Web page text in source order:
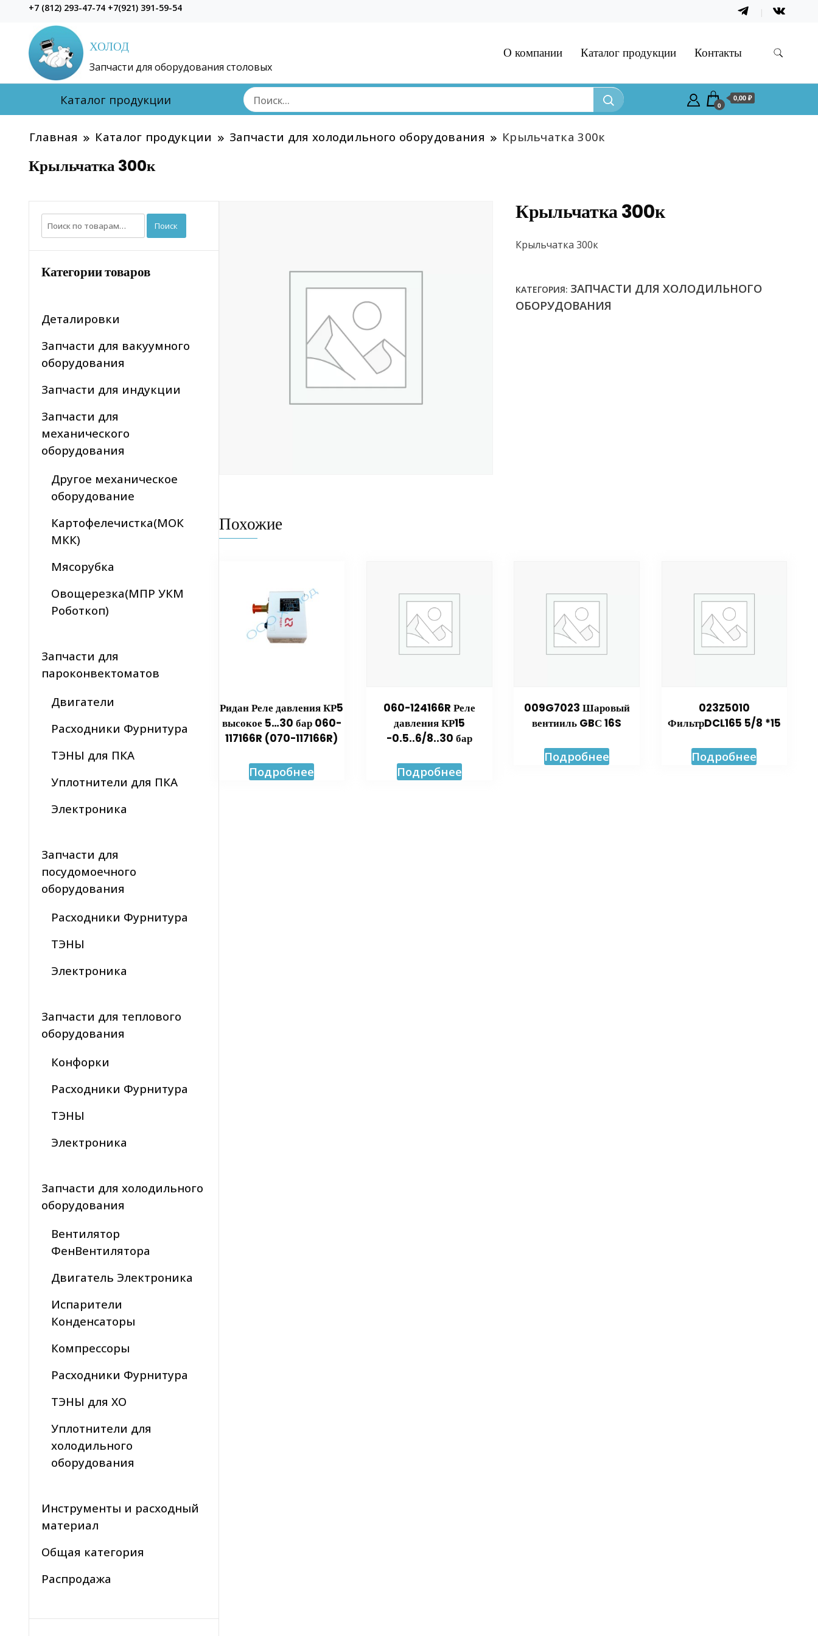
+7 (812) 293-47-74 +7(921) 391-59-54
ХОЛОД
Запчасти для оборудования столовых
О компании Каталог продукции Контакты
Каталог продукции 0
0,00 ₽
Главная Каталог продукции Запчасти для холодильного оборудования Крыльчатка 300к
Крыльчатка 300к
Крыльчатка 300к
Крыльчатка 300к
КАТЕГОРИЯ: ЗАПЧАСТИ ДЛЯ ХОЛОДИЛЬНОГО
ОБОРУДОВАНИЯ
Похожие
Ридан Реле давления КР5
высокое 5…30 бар 060-
117166R (070-117166R)
Подробнее
060-124166R Реле
давления КР15
-0.5..6/8..30 бар
Подробнее
009G7023 Шаровый
вентииль GBС 16S
Подробнее
023Z5010
ФильтрDCL165 5/8 *15
Подробнее
Искать: Поиск
Категории товаров
Деталировки
Запчасти для вакуумного
оборудования
Запчасти для индукции
Запчасти для
механического
оборудования
Другое механическое
оборудование
Картофелечистка(МОК
МКК)
Мясорубка
Овощерезка(МПР УКМ
Роботкоп)
Запчасти для
пароконвектоматов
Двигатели
Расходники Фурнитура
ТЭНЫ для ПКА
Уплотнители для ПКА
Электроника
Запчасти для
посудомоечного
оборудования
Расходники Фурнитура
ТЭНЫ
Электроника
Запчасти для теплового
оборудования
Конфорки
Расходники Фурнитура
ТЭНЫ
Электроника
Запчасти для холодильного
оборудования
Вентилятор
ФенВентилятора
Двигатель Электроника
Испарители
Конденсаторы
Компрессоры
Расходники Фурнитура
ТЭНЫ для ХО
Уплотнители для
холодильного
оборудования
Инструменты и расходный
материал
Общая категория
Распродажа